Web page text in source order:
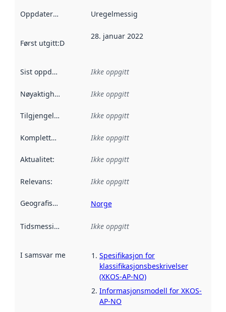
Oppdateringsfrekvens :
Uregelmessig
Først utgitt:Denne datoen sier når dataene i dette
28. januar 2022
Sist oppdatert Ikke oppgitt
Nøyaktighet Ikke oppgitt
Tilgjengelighet Ikke oppgitt
Kompletthet Ikke oppgitt
Aktualitet: Ikke oppgitt
Relevans: Ikke oppgitt
Geografisk avgrensning :
Norge
Tidsmessig avgrensning :
Ikke oppgitt
I samsvar med Referanse til en implementasjonsregel
Spesifikasjon for
klassifikasjonsbeskrivelser
(XKOS-AP-NO)
Informasjonsmodell for XKOS-
AP-NO